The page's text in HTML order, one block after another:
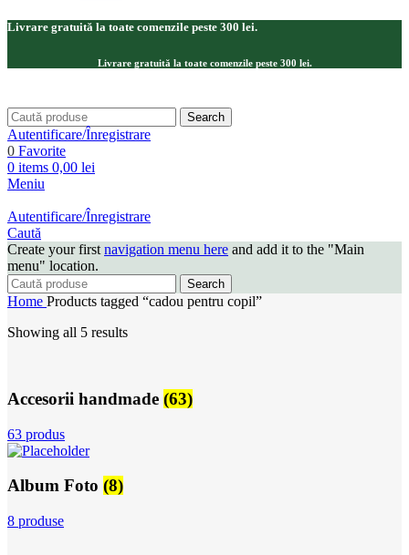
Livrare gratuită la toate comenzile peste 300 lei.
Livrare gratuită la toate comenzile peste 300 lei.
Search
Autentificare/Înregistrare
0 Favorite
0 items 0,00 lei
Meniu
Autentificare/Înregistrare
Caută
Create your first navigation menu here and add it to the "Main
menu" location.
Search
Home Products tagged “cadou pentru copil”
Showing all 5 results
Accesorii handmade (63)
63 produs
Album Foto (8)
8 produse